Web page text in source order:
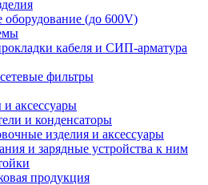
оборудование (до 600V)
кабеля и СИП-арматура
фильтры
аксессуары
и конденсаторы
изделия и аксессуары
и зарядные устройства к ним
продукция